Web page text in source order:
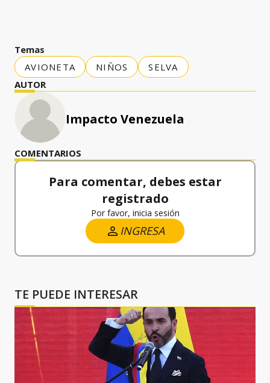
Temas
AVIONETA
NIÑOS
SELVA
AUTOR
Impacto Venezuela
COMENTARIOS
Para comentar, debes estar
registrado
Por favor, inicia sesión
INGRESA
TE PUEDE INTERESAR